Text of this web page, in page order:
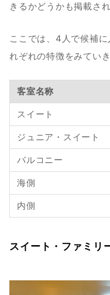
きるかどうかも掲載さ
ここでは、4人で候補
れぞれの特徴をみていき
客室名称
スイート
ジュニア・スイート
バルコニー
海側
内側
スイート・ファミリ